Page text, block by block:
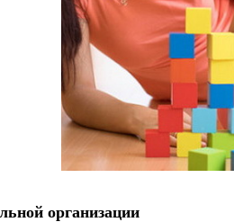
организации